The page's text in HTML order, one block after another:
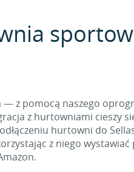
— z pomocą naszego
z hurtowniami cieszy
hurtowni do
z niego